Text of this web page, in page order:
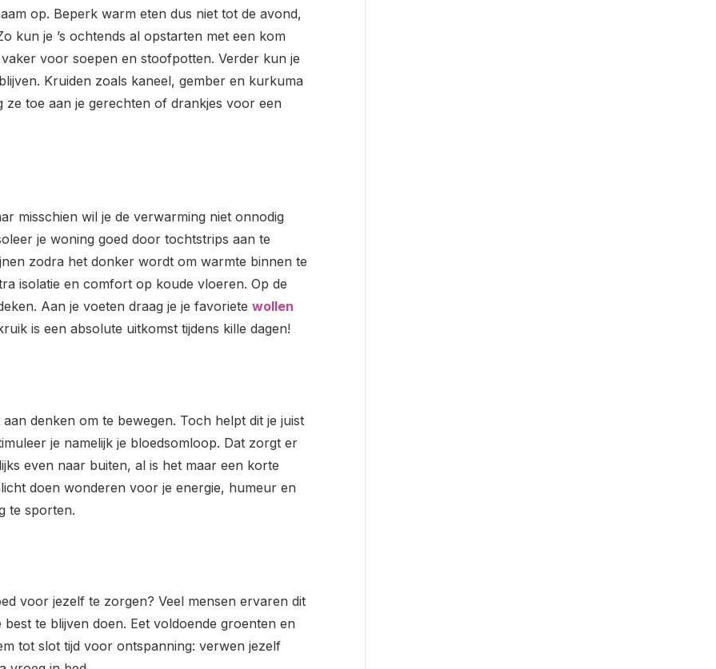
op. Beperk warm eten dus niet tot de avond,
kun je ’s ochtends al opstarten met een kom
voor soepen en stoofpotten. Verder kun je
Kruiden zoals kaneel, gember en kurkuma
toe aan je gerechten of drankjes voor een
misschien wil je de verwarming niet onnodig
je woning goed door tochtstrips aan te
zodra het donker wordt om warmte binnen te
isolatie en comfort op koude vloeren. Op de
Aan je voeten draag je je favoriete wollen
is een absolute uitkomst tijdens kille dagen!
denken om te bewegen. Toch helpt dit je juist
je namelijk je bloedsomloop. Dat zorgt er
even naar buiten, al is het maar een korte
doen wonderen voor je energie, humeur en
te sporten.
voor jezelf te zorgen? Veel mensen ervaren dit
te blijven doen. Eet voldoende groenten en
tot slot tijd voor ontspanning: verwen jezelf